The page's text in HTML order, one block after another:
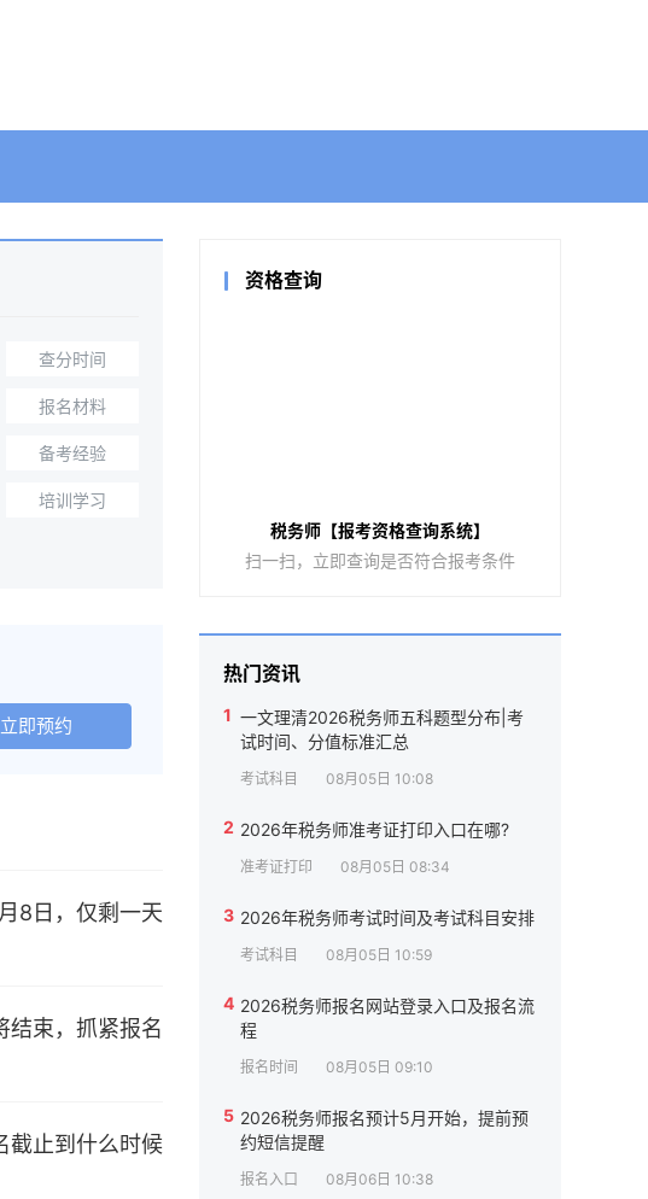
查分时间
报名材料
备考经验
培训学习
立即预约
资格查询
税务师【报考资格查询系统】
扫一扫，立即查询是否符合报考条件
热门资讯
1 一文理清2026税务师五科题型分布|考
试时间、分值标准汇总
考试科目 08月05日 10:08
2 2026年税务师准考证打印入口在哪?
准考证打印 08月05日 08:34
3 2026年税务师考试时间及考试科目安排
考试科目 08月05日 10:59
4 2026税务师报名网站登录入口及报名流
程
报名时间 08月05日 09:10
5 2026税务师报名预计5月开始，提前预
约短信提醒
报名入口 08月06日 10:38